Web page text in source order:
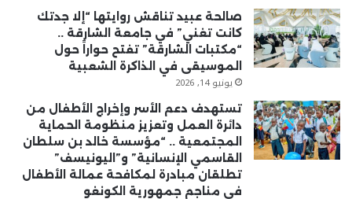
صالحة عبيد تناقش روايتها “إلا جدتك
كانت تغني” في جامعة الشارقة ..
“مكتبات الشارقة” تفتح حواراً حول
الموسيقى في الذاكرة الشعبية
يونيو 14, 2026
تستهدف دعم الأسر وإخراج الأطفال من
دائرة العمل وتعزيز منظومة الحماية
المجتمعية .. “مؤسسة خالد بن سلطان
القاسمي الإنسانية” و”اليونيسف”
تطلقان مبادرة لمكافحة عمالة الأطفال
في مناجم جمهورية الكونغو